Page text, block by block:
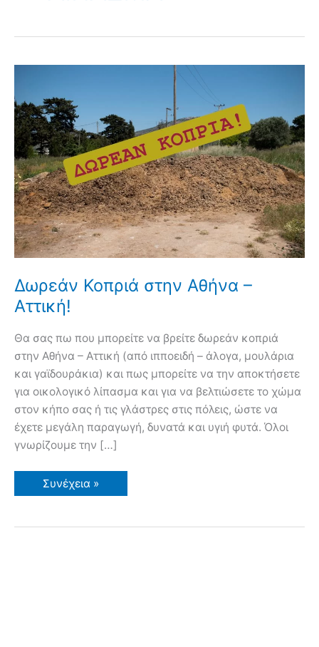
Δωρεάν Κοπριά στην Αθήνα –
Αττική!
Θα σας πω που μπορείτε να βρείτε δωρεάν κοπριά
στην Αθήνα – Αττική (από ιπποειδή – άλογα, μουλάρια
και γαϊδουράκια) και πως μπορείτε να την αποκτήσετε
για οικολογικό λίπασμα και για να βελτιώσετε το χώμα
στον κήπο σας ή τις γλάστρες στις πόλεις, ώστε να
έχετε μεγάλη παραγωγή, δυνατά και υγιή φυτά. Όλοι
γνωρίζουμε την […]
Δωρεάν
Κοπριά
–
Συνέχεια »